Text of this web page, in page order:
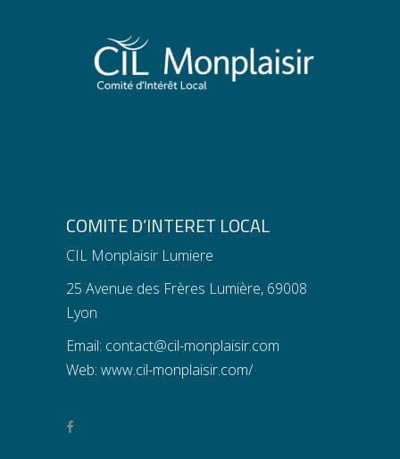
COMITE D’INTERET LOCAL
CIL Monplaisir Lumiere
25 Avenue des Frères Lumière, 69008
Lyon
Email: contact@cil-monplaisir.com
Web: www.cil-monplaisir.com/